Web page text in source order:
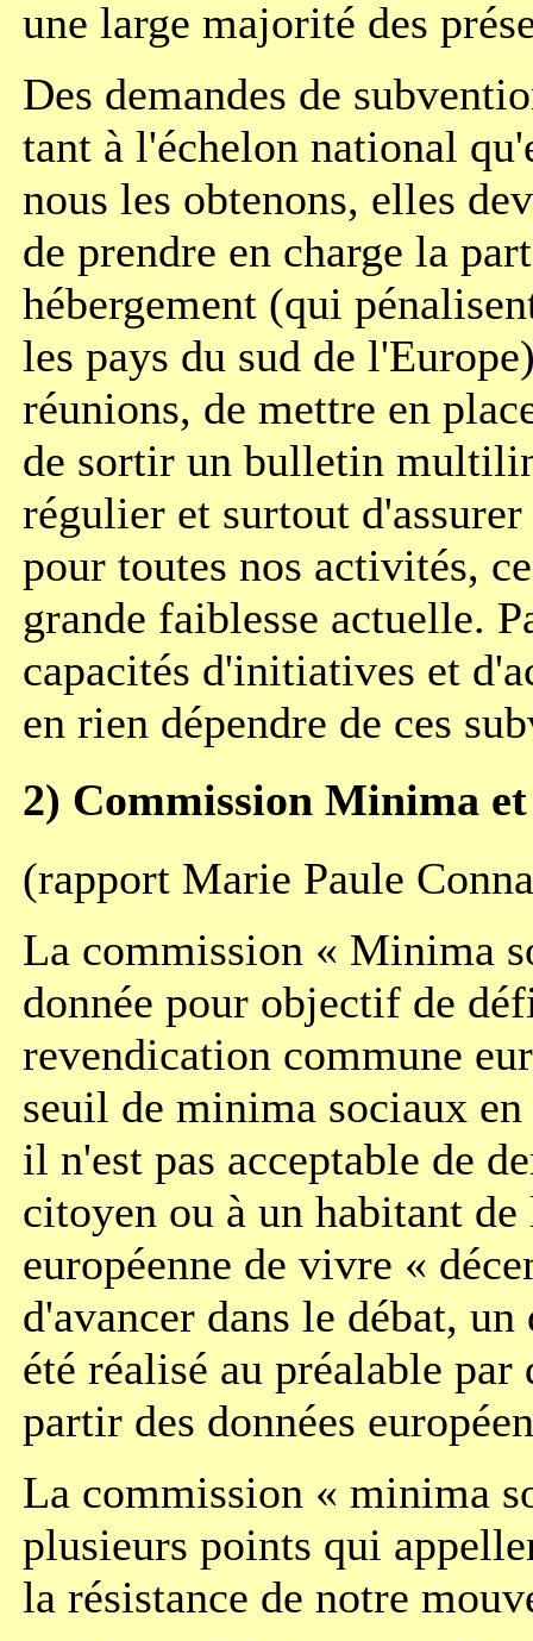
une large majorité des
Des demandes de
tant à l'échelon national
nous les obtenons, elles
de prendre en charge la
hébergement (qui
les pays du sud de
réunions, de mettre en
de sortir un bulletin
régulier et surtout
pour toutes nos activités,
grande faiblesse actuelle.
capacités d'initiatives et
en rien dépendre de ces
2) Commission Minima
(rapport Marie Paule
La commission « Minima
donnée pour objectif de
revendication commune
seuil de minima sociaux en
il n'est pas acceptable de
citoyen ou à un habitant
européenne de vivre «
d'avancer dans le débat,
été réalisé au préalable
partir des données
La commission « minima
plusieurs points qui
la résistance de notre